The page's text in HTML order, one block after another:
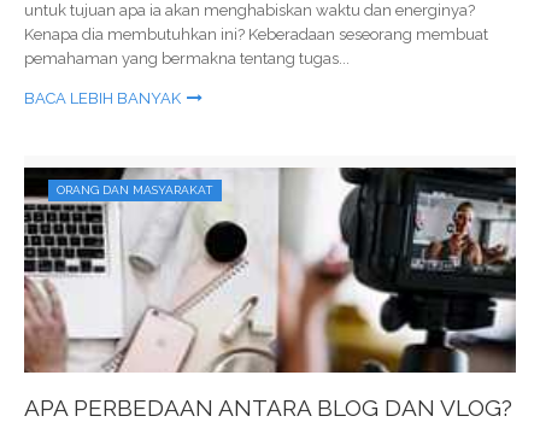
untuk tujuan apa ia akan menghabiskan waktu dan energinya?
Kenapa dia membutuhkan ini? Keberadaan seseorang membuat
pemahaman yang bermakna tentang tugas...
BACA LEBIH BANYAK
ORANG DAN MASYARAKAT
APA PERBEDAAN ANTARA BLOG DAN VLOG?